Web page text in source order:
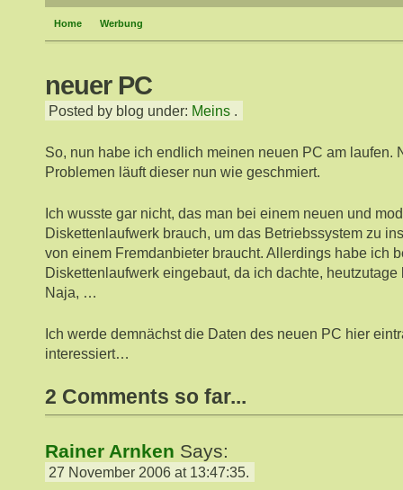
Home Werbung
neuer PC
Posted by blog under: Meins .
So, nun habe ich endlich meinen neuen PC am laufen.
Problemen läuft dieser nun wie geschmiert.
Ich wusste gar nicht, das man bei einem neuen und
Diskettenlaufwerk brauch, um das Betriebssystem zu
von einem Fremdanbieter braucht. Allerdings habe ich
Diskettenlaufwerk eingebaut, da ich dachte, heutzutage
Naja, …
Ich werde demnächst die Daten des neuen PC hier
interessiert…
2 Comments so far...
Rainer Arnken Says:
27 November 2006 at 13:47:35.